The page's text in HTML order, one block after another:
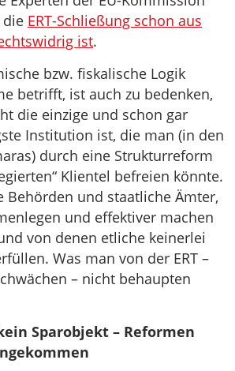
die ERT-Schließung schon aus
ist.
bzw. fiskalische Logik
betrifft, ist auch zu bedenken,
die einzige und schon gar
Institution ist, die man (in den
durch eine Strukturreform
Klientel befreien könnte.
Behörden und staatliche Ämter,
und effektiver machen
von denen etliche keinerlei
Was man von der ERT –
– nicht behaupten
Sparobjekt – Reformen